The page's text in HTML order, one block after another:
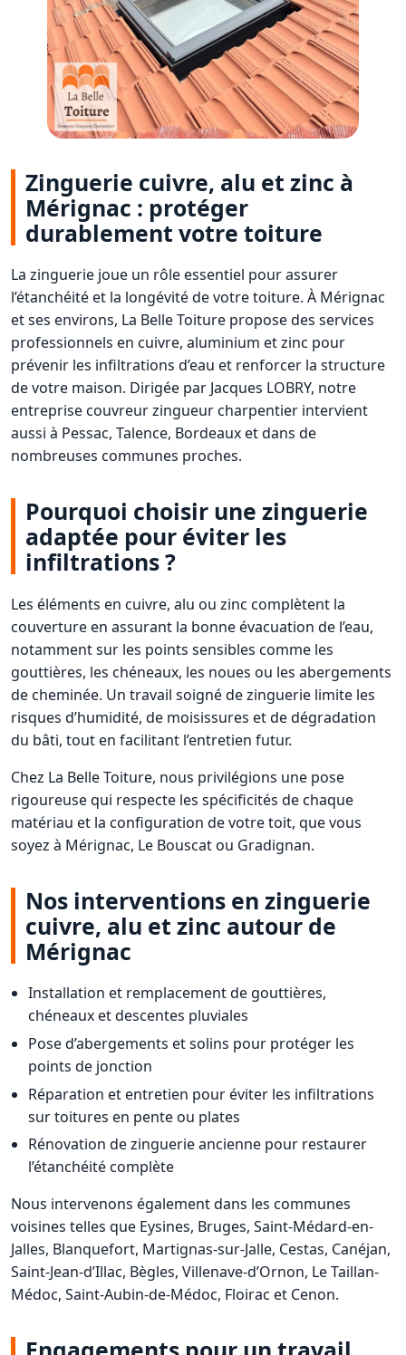
Zinguerie cuivre, alu et zinc à
Mérignac : protéger
durablement votre toiture
La zinguerie joue un rôle essentiel pour assurer
l’étanchéité et la longévité de votre toiture. À Mérignac
et ses environs, La Belle Toiture propose des services
professionnels en cuivre, aluminium et zinc pour
prévenir les infiltrations d’eau et renforcer la structure
de votre maison. Dirigée par Jacques LOBRY, notre
entreprise couvreur zingueur charpentier intervient
aussi à Pessac, Talence, Bordeaux et dans de
nombreuses communes proches.
Pourquoi choisir une zinguerie
adaptée pour éviter les
infiltrations ?
Les éléments en cuivre, alu ou zinc complètent la
couverture en assurant la bonne évacuation de l’eau,
notamment sur les points sensibles comme les
gouttières, les chéneaux, les noues ou les abergements
de cheminée. Un travail soigné de zinguerie limite les
risques d’humidité, de moisissures et de dégradation
du bâti, tout en facilitant l’entretien futur.
Chez La Belle Toiture, nous privilégions une pose
rigoureuse qui respecte les spécificités de chaque
matériau et la configuration de votre toit, que vous
soyez à Mérignac, Le Bouscat ou Gradignan.
Nos interventions en zinguerie
cuivre, alu et zinc autour de
Mérignac
Installation et remplacement de gouttières,
chéneaux et descentes pluviales
Pose d’abergements et solins pour protéger les
points de jonction
Réparation et entretien pour éviter les infiltrations
sur toitures en pente ou plates
Rénovation de zinguerie ancienne pour restaurer
l’étanchéité complète
Nous intervenons également dans les communes
voisines telles que Eysines, Bruges, Saint-Médard-en-
Jalles, Blanquefort, Martignas-sur-Jalle, Cestas, Canéjan,
Saint-Jean-d’Illac, Bègles, Villenave-d’Ornon, Le Taillan-
Médoc, Saint-Aubin-de-Médoc, Floirac et Cenon.